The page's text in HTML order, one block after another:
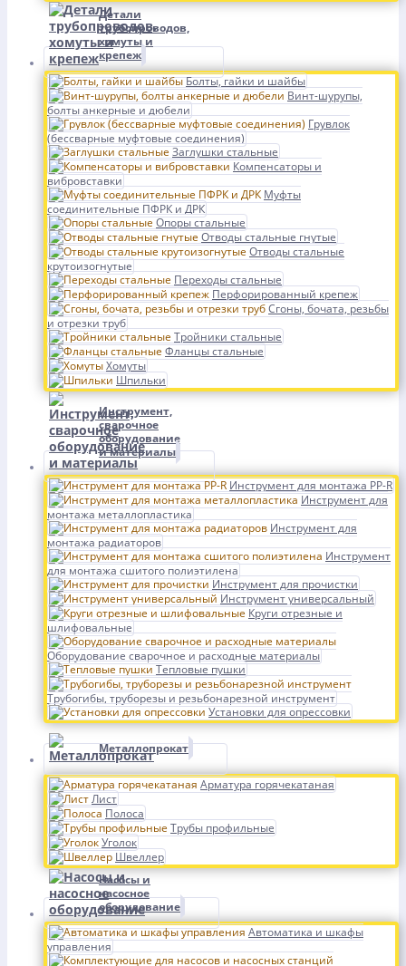
Детали
трубопроводов,
хомуты и
крепеж
Болты, гайки и шайбы
Винт-шурупы,
болты анкерные и дюбели
Грувлок
(бессварные муфтовые соединения)
Заглушки стальные
Компенсаторы и
вибровставки
Муфты
соединительные ПФРК и ДРК
Опоры стальные
Отводы стальные гнутые
Отводы стальные
крутоизогнутые
Переходы стальные
Перфорированный крепеж
Сгоны, бочата, резьбы
и отрезки труб
Тройники стальные
Фланцы стальные
Хомуты
Шпильки
Инструмент,
сварочное
оборудование
и материалы
Инструмент для монтажа PP-R
Инструмент для
монтажа металлопластика
Инструмент для
монтажа радиаторов
Инструмент
для монтажа сшитого полиэтилена
Инструмент для прочистки
Инструмент универсальный
Круги отрезные и
шлифовальные
Оборудование сварочное и расходные материалы
Тепловые пушки
Трубогибы, труборезы и резьбонарезной инструмент
Установки для опрессовки
Металлопрокат
Арматура горячекатаная
Лист
Полоса
Трубы профильные
Уголок
Швеллер
Насосы и
насосное
оборудование
Автоматика и шкафы
управления